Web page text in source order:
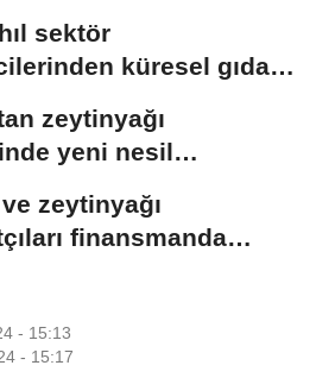
sektör
küresel gıda
zeytinyağı
yeni nesil
zeytinyağı
finansmanda
- 15:13
- 15:17